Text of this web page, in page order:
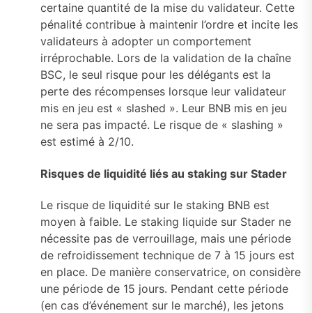
certaine quantité de la mise du validateur. Cette
pénalité contribue à maintenir l’ordre et incite les
validateurs à adopter un comportement
irréprochable. Lors de la validation de la chaîne
BSC, le seul risque pour les délégants est la
perte des récompenses lorsque leur validateur
mis en jeu est « slashed ». Leur BNB mis en jeu
ne sera pas impacté. Le risque de « slashing »
est estimé à 2/10.
Risques de liquidité liés au staking sur Stader
Le risque de liquidité sur le staking BNB est
moyen à faible. Le staking liquide sur Stader ne
nécessite pas de verrouillage, mais une période
de refroidissement technique de 7 à 15 jours est
en place. De manière conservatrice, on considère
une période de 15 jours. Pendant cette période
(en cas d’événement sur le marché), les jetons